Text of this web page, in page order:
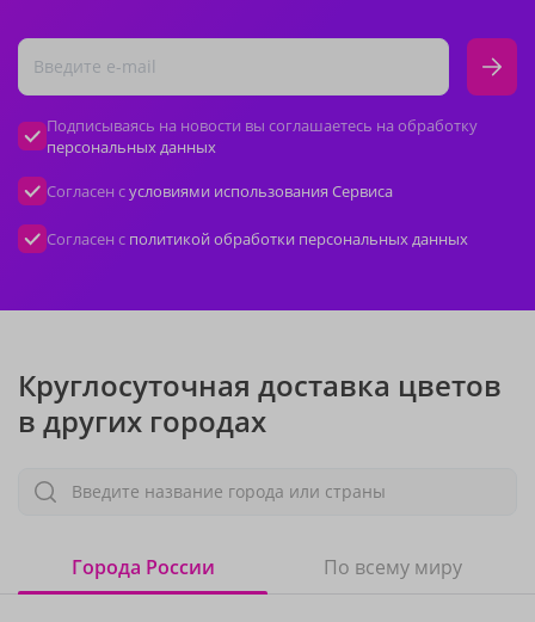
Подписываясь на новости вы соглашаетесь на обработку
персональных данных
Согласен сусловиями использования Сервиса
Согласен с политикой обработки персональных данных
Круглосуточная доставка цветов
в других городах
Введите название города или страны
Города России По всему миру